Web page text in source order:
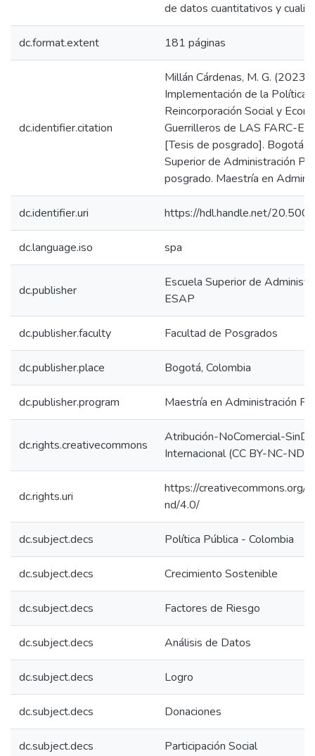
de datos cuantitativos y
dc.format.extent 181 páginas
dc.identifier.citation
Millán Cárdenas, M. G.
Implementación de la Política
Reincorporación Social y
Guerrilleros de LAS FARC-
[Tesis de posgrado]. Bogotá,
Superior de Administración
posgrado. Maestría en
dc.identifier.uri https://hdl.handle.net/
dc.language.iso spa
dc.publisher
Escuela Superior de
ESAP
dc.publisher.faculty Facultad de Posgrados
dc.publisher.place Bogotá, Colombia
dc.publisher.program Maestría en Administración
dc.rights.creativecommons
Atribución-NoComercial-
Internacional (CC BY-NC-ND
dc.rights.uri
https://creativecommons.org/
nd/4.0/
dc.subject.decs Política Pública - Colombia
dc.subject.decs Crecimiento Sostenible
dc.subject.decs Factores de Riesgo
dc.subject.decs Análisis de Datos
dc.subject.decs Logro
dc.subject.decs Donaciones
dc.subject.decs Participación Social